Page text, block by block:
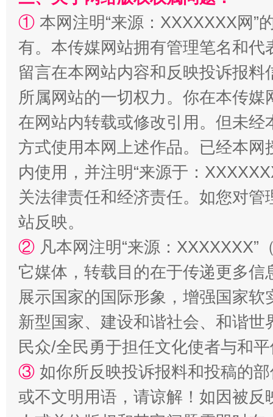
全民健身五年计划来了！等你上场
国家大学科技园优化重塑工作
① 本网注明“来源：XXXXXXX网”
有。本传媒网站拥有管理笔名和
留言在本网站内容和反映投诉报
所属网站的一切权力。你在本传
在网站内转载或修改引用。但未
方式使用本网上述作品。已经本
内使用，并注明“来源于：
关法律责任和经济责任。如您对
站反映。
② 凡本网注明“来源：
它媒体，转载目的在于传递更多
展示国家的国际形象，增强国家
新型国家、建设和谐社会、和谐
民众/全民勇于担任文化使者与和
③ 如你所反映投诉报料和投稿的
或不文明用语，请谅解！如因被